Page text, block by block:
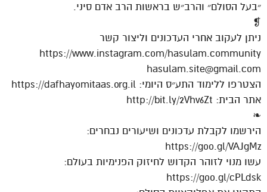
״בעל הסולם״ והרב״ש בראשות הרב אדם סיני.
❡
ניתן לעקוב אחרי העדכונים וליצור קשר
https://www.instagram.com/hasulam.community
hasulam.site@gmail.com
הצטרפו ללימוד התע״ס היומי: https://dafhayomitaas.org.il
אתר הבית: http://bit.ly/2Vhv6Zt
❧
הירשמו לקבלת עדכונים ושיעורים נבחרים:
https://goo.gl/VAJgMz
עשו מנוי לזוהר הקדוש לחיזוק הפנימיות בעולם:
https://goo.gl/cPLdsk